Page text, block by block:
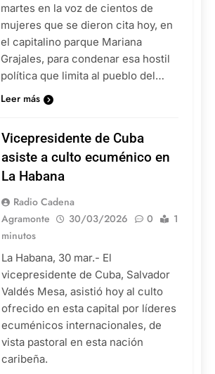
martes en la voz de cientos de
mujeres que se dieron cita hoy, en
el capitalino parque Mariana
Grajales, para condenar esa hostil
política que limita al pueblo del…
Leer más
Vicepresidente de Cuba
asiste a culto ecuménico en
La Habana
Radio Cadena
Agramonte
30/03/2026 0
1
minutos
La Habana, 30 mar.- El
vicepresidente de Cuba, Salvador
Valdés Mesa, asistió hoy al culto
ofrecido en esta capital por líderes
ecuménicos internacionales, de
vista pastoral en esta nación
caribeña.